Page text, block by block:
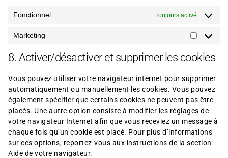
Fonctionnel Toujours activé
Marketing
8. Activer/désactiver et supprimer les cookies
Vous pouvez utiliser votre navigateur internet pour supprimer
automatiquement ou manuellement les cookies. Vous pouvez
également spécifier que certains cookies ne peuvent pas être
placés. Une autre option consiste à modifier les réglages de
votre navigateur Internet afin que vous receviez un message à
chaque fois qu’un cookie est placé. Pour plus d’informations
sur ces options, reportez-vous aux instructions de la section
Aide de votre navigateur.